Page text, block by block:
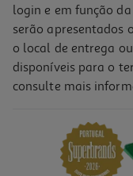
Barra Proteica Billion
login e em função
serão apresentados
o local de entrega
disponíveis para o
consulte mais